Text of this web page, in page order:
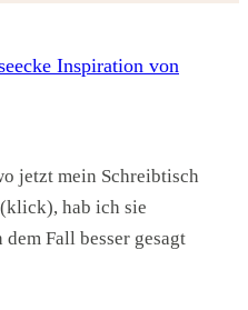
Inspiration von
jetzt mein Schreibtisch
hab ich sie
Fall besser gesagt